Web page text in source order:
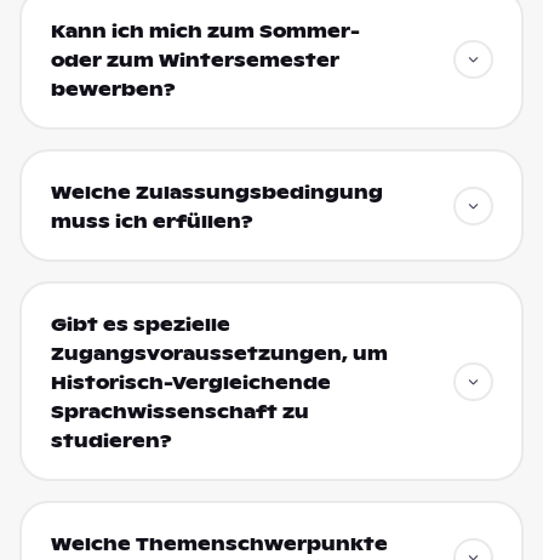
Kann ich mich zum Sommer-
oder zum Wintersemester
bewerben?
Welche Zulassungsbedingung
muss ich erfüllen?
Gibt es spezielle
Zugangsvoraussetzungen, um
Historisch-Vergleichende
Sprachwissenschaft zu
studieren?
Welche Themenschwerpunkte